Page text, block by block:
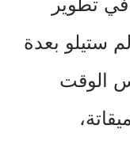
ستيلو بعدة
الوقت